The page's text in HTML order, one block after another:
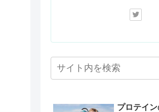
プロテイ